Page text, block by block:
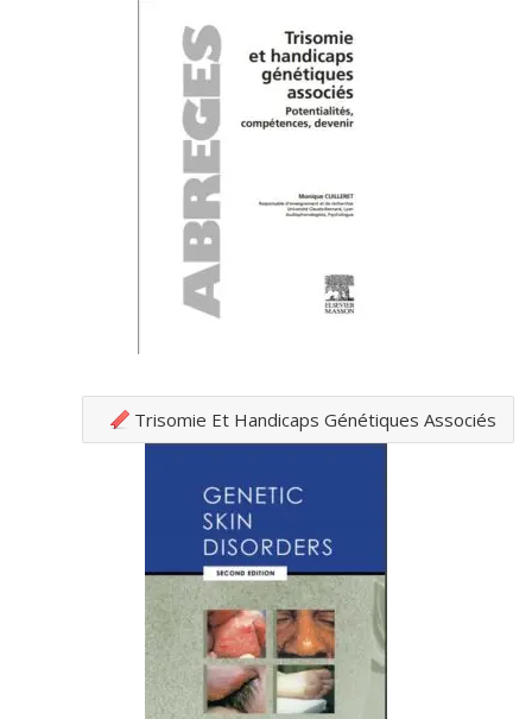
Trisomie Et Handicaps Génétiques Associés